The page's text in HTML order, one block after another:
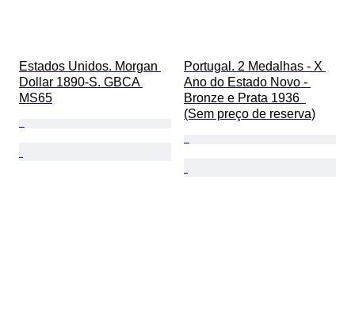
Estados Unidos. Morgan
Dollar 1890-S. GBCA
MS65
Portugal. 2 Medalhas - X
Ano do Estado Novo -
Bronze e Prata 1936
(Sem preço de reserva)